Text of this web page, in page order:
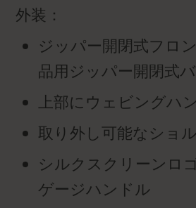
外装：
ジッパー開閉式フロ
品用ジッパー開閉式
上部にウェビングハ
取り外し可能なショ
シルクスクリーンロ
ゲージハンドル